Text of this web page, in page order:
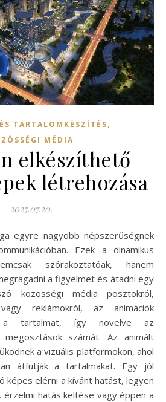
TARTALOMKÉSZÍTÉS,
MÉDIA
elkészíthető
létrehozása
2025.07.20.
Ezek a dinamikus
szórakoztatóak, hanem
a figyelmet és átadni egy
közösségi média posztokról,
reklámokról, az animációk
a tartalmat, így növelve az
számát. Az animált
a vizuális platformokon, ahol
átfutják a tartalmakat. Egy jól
képes elérni a kívánt hatást, legyen
érzelmi hatás keltése vagy éppen a